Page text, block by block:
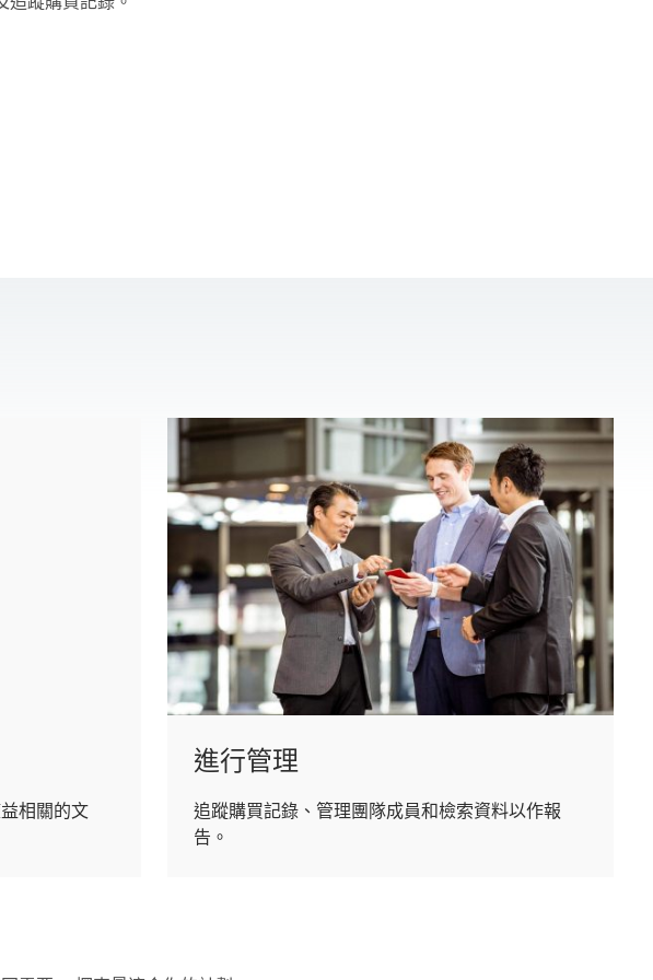
相關的文
進行管理
追蹤購買記錄、管理團隊成員和檢索資料以作報
告。